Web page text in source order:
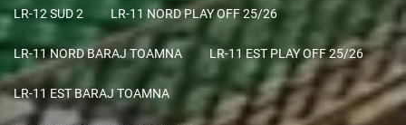
LR-12 SUD 2 LR-11 NORD PLAY OFF 25/26
LR-11 NORD BARAJ TOAMNA LR-11 EST PLAY OFF 25/26
LR-11 EST BARAJ TOAMNA